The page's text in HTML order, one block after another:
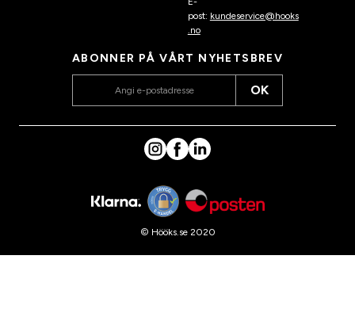
post: kundeservice@hooks
.no
ABONNER PÅ VÅRT NYHETSBREV
OK
© Hööks.se 2020